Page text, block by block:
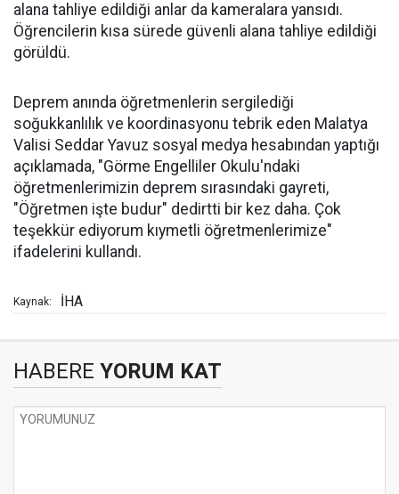
alana tahliye edildiği anlar da kameralara yansıdı.
Öğrencilerin kısa sürede güvenli alana tahliye edildiği
görüldü.
Deprem anında öğretmenlerin sergilediği
soğukkanlılık ve koordinasyonu tebrik eden Malatya
Valisi Seddar Yavuz sosyal medya hesabından yaptığı
açıklamada, "Görme Engelliler Okulu'ndaki
öğretmenlerimizin deprem sırasındaki gayreti,
"Öğretmen işte budur" dedirtti bir kez daha. Çok
teşekkür ediyorum kıymetli öğretmenlerimize"
ifadelerini kullandı.
Kaynak: İHA
HABERE YORUM KAT